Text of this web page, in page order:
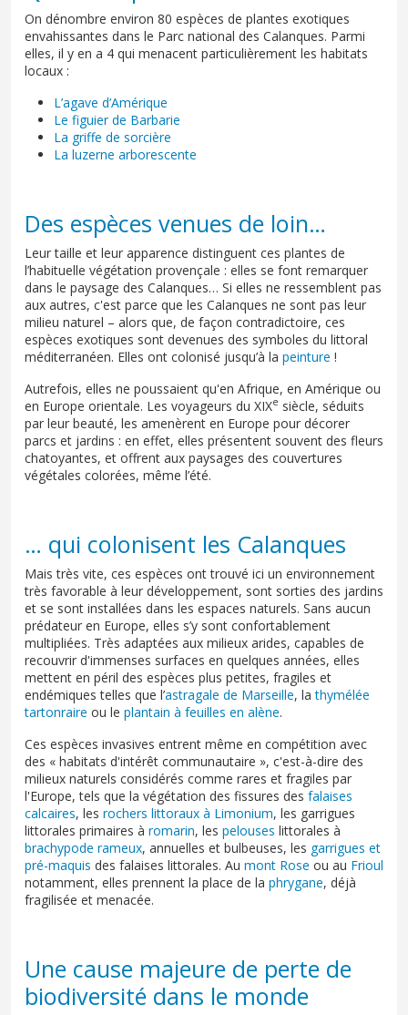
On dénombre environ 80 espèces de plantes exotiques
envahissantes dans le Parc national des Calanques. Parmi
elles, il y en a 4 qui menacent particulièrement les habitats
locaux :
L’agave d’Amérique
Le figuier de Barbarie
La griffe de sorcière
La luzerne arborescente
Des espèces venues de loin…
Leur taille et leur apparence distinguent ces plantes de
l’habituelle végétation provençale : elles se font remarquer
dans le paysage des Calanques… Si elles ne ressemblent pas
aux autres, c'est parce que les Calanques ne sont pas leur
milieu naturel – alors que, de façon contradictoire, ces
espèces exotiques sont devenues des symboles du littoral
méditerranéen. Elles ont colonisé jusqu’à la peinture !
Autrefois, elles ne poussaient qu'en Afrique, en Amérique ou
en Europe orientale. Les voyageurs du XIXe siècle, séduits
par leur beauté, les amenèrent en Europe pour décorer
parcs et jardins : en effet, elles présentent souvent des fleurs
chatoyantes, et offrent aux paysages des couvertures
végétales colorées, même l’été.
… qui colonisent les Calanques
Mais très vite, ces espèces ont trouvé ici un environnement
très favorable à leur développement, sont sorties des jardins
et se sont installées dans les espaces naturels. Sans aucun
prédateur en Europe, elles s’y sont confortablement
multipliées. Très adaptées aux milieux arides, capables de
recouvrir d'immenses surfaces en quelques années, elles
mettent en péril des espèces plus petites, fragiles et
endémiques telles que l’astragale de Marseille, lathymélée
tartonraire ou le plantain à feuilles en alène.
Ces espèces invasives entrent même en compétition avec
des « habitats d'intérêt communautaire », c'est-à-dire des
milieux naturels considérés comme rares et fragiles par
l'Europe, tels que la végétation des fissures des falaises
calcaires, les rochers littoraux à Limonium, les garrigues
littorales primaires à romarin, les pelouses littorales à
brachypode rameux, annuelles et bulbeuses, les garrigues et
pré-maquis des falaises littorales. Au mont Rose ou au Frioul
notamment, elles prennent la place de la phrygane, déjà
fragilisée et menacée.
Une cause majeure de perte de
biodiversité dans le monde